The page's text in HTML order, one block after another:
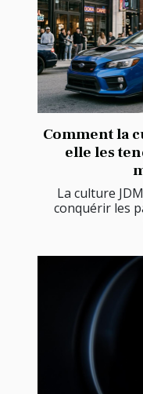
Comment la
elle les
La culture
conquérir les